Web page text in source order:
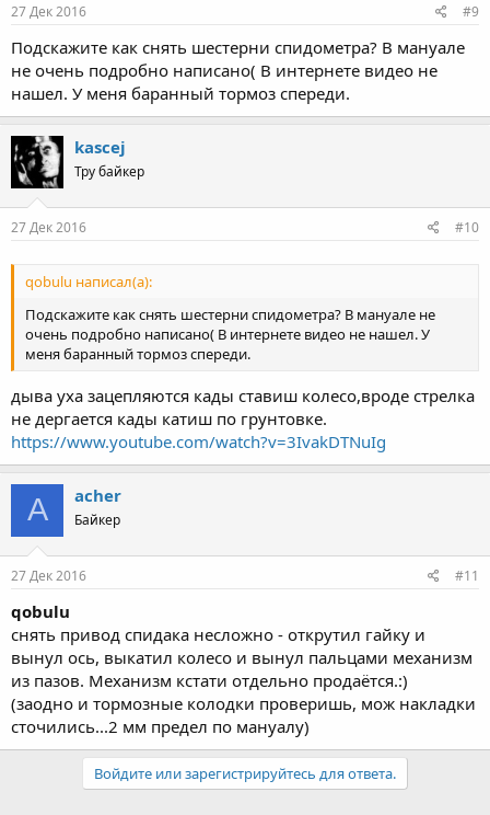
27 Дек 2016 #9
Подскажите как снять шестерни спидометра? В мануале
не очень подробно написано( В интернете видео не
нашел. У меня баранный тормоз спереди.
kascej
Тру байкер
27 Дек 2016 #10
qobulu написал(а):
Подскажите как снять шестерни спидометра? В мануале не
очень подробно написано( В интернете видео не нашел. У
меня баранный тормоз спереди.
дыва уха зацепляются кады ставиш колесо,вроде стрелка
не дергается кады катиш по грунтовке.
https://www.youtube.com/watch?v=3IvakDTNuIg
A acher
Байкер
27 Дек 2016 #11
qobulu
снять привод спидака несложно - открутил гайку и
вынул ось, выкатил колесо и вынул пальцами механизм
из пазов. Механизм кстати отдельно продаётся.:)
(заодно и тормозные колодки проверишь, мож накладки
сточились...2 мм предел по мануалу)
Войдите или зарегистрируйтесь для ответа.